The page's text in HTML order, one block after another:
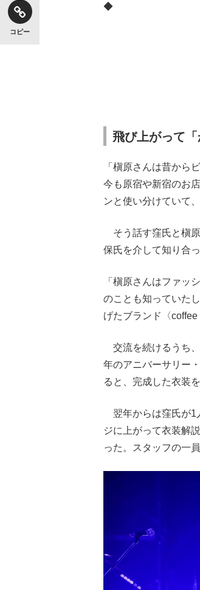
コピー
◆
飛び上がって「
「槇原さんは昔から
今も原宿や新宿のお
ンと使い分けていて
そう話す窪氏と槇
保氏を介して知り合っ
「槇原さんはファッ
のことも知っていた
げたブランド〈
交流を続けるうち
年のアニバーサリー
ると、完成した衣装
翌年からは窪氏が1
ジに上がって衣装解
った。スタッフの一